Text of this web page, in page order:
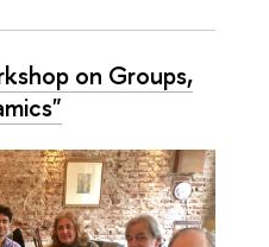
on Groups,